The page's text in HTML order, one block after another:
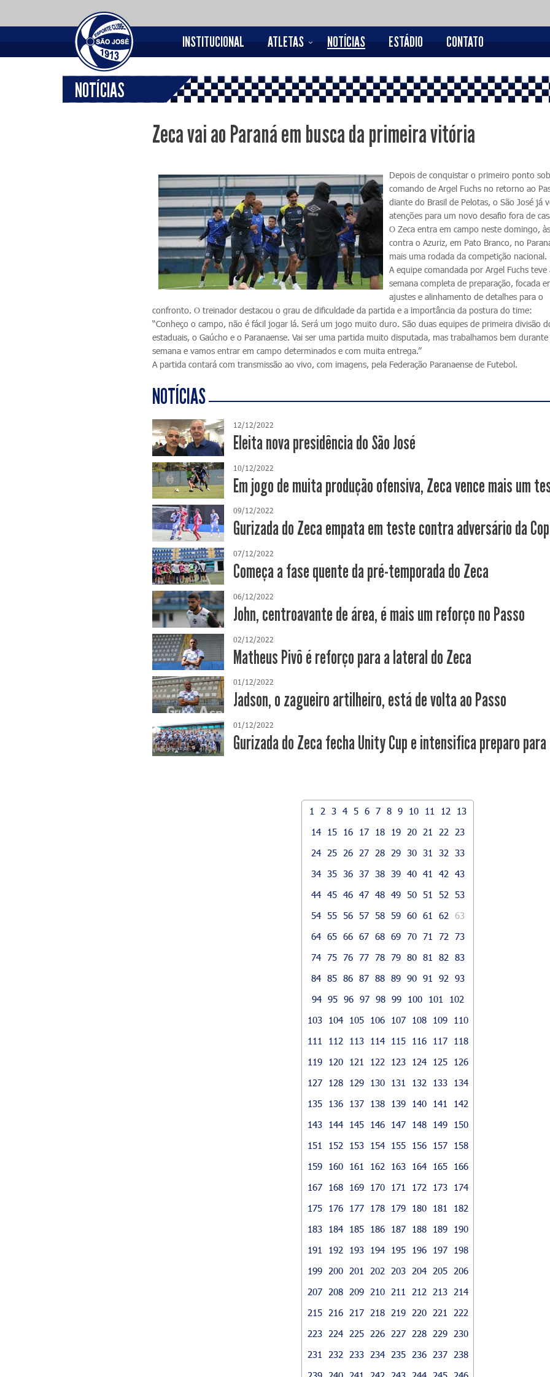
INSTITUCIONAL ATLETAS NOTÍCIAS ESTÁDIO CONTATO
NOTÍCIAS
Zeca vai ao Paraná em busca da primeira vitória
Depois de conquistar o primeiro ponto
comando de Argel Fuchs no retorno ao
diante do Brasil de Pelotas, o São José já
atenções para um novo desafio fora de
O Zeca entra em campo neste domingo,
contra o Azuriz, em Pato Branco, no
mais uma rodada da competição nacional.
A equipe comandada por Argel Fuchs teve
semana completa de preparação, focada
ajustes e alinhamento de detalhes para o
confronto. O treinador destacou o grau de dificuldade da partida e a importância da postura do time:
“Conheço o campo, não é fácil jogar lá. Será um jogo muito duro. São duas equipes de primeira divisão
estaduais, o Gaúcho e o Paranaense. Vai ser uma partida muito disputada, mas trabalhamos bem durante
semana e vamos entrar em campo determinados e com muita entrega.”
A partida contará com transmissão ao vivo, com imagens, pela Federação Paranaense de Futebol.
NOTÍCIAS
12/12/2022
Eleita nova presidência do São José
10/12/2022
Em jogo de muita produção ofensiva, Zeca vence mais um
09/12/2022
Gurizada do Zeca empata em teste contra adversário da
07/12/2022
Começa a fase quente da pré-temporada do Zeca
06/12/2022
John, centroavante de área, é mais um reforço no Passo
02/12/2022
Matheus Pivô é reforço para a lateral do Zeca
01/12/2022
Jadson, o zagueiro artilheiro, está de volta ao Passo
01/12/2022
Gurizada do Zeca fecha Unity Cup e intensifica preparo para
1 2 3 4 5 6 7 8 9 10 11 12
13
14
15 16 17 18 19 20 21 22
23
24
25 26 27 28 29 30 31 32
33
34 35 36 37 38 39 40 41 42
43
44 45 46 47 48 49 50 51 52
53
54 55 56 57 58 59 60 61 62
63
64 65 66 67 68 69 70 71 72
73
74 75 76 77 78 79 80 81 82
83
84 85 86 87 88 89 90 91 92
93
94 95 96 97 98 99 100 101
102
103
104 105 106 107 108 109
110
111
112 113 114 115 116 117
118
119
120 121 122 123 124 125
126
127
128 129 130 131 132 133
134
135
136 137 138 139 140 141
142
143
144 145 146 147 148 149
150
151
152 153 154 155 156 157
158
159
160 161 162 163 164 165
166
167
168 169 170 171 172 173
174
175
176 177 178 179 180 181
182
183
184 185 186 187 188 189
190
191
192 193 194 195 196 197
198
199
200 201 202 203 204 205
206
207
208 209 210 211 212 213
214
215
216 217 218 219 220 221
222
223
224 225 226 227 228 229
230
231
232 233 234 235 236 237
238